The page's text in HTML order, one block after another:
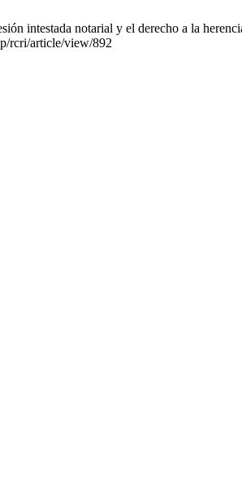
intestada notarial y el derecho a la
rcri/article/view/892